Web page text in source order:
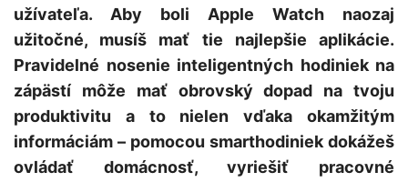
užívateľa. Aby boli Apple Watch naozaj
užitočné, musíš mať tie najlepšie aplikácie.
Pravidelné nosenie inteligentných hodiniek na
zápästí môže mať obrovský dopad na tvoju
produktivitu a to nielen vďaka okamžitým
informáciám – pomocou smarthodiniek dokážeš
ovládať domácnosť, vyriešiť pracovné